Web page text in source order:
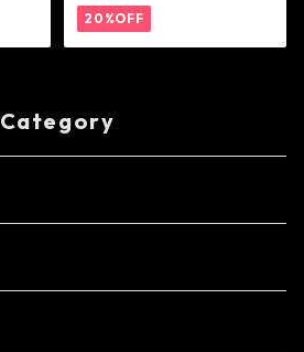
20%OFF
Category